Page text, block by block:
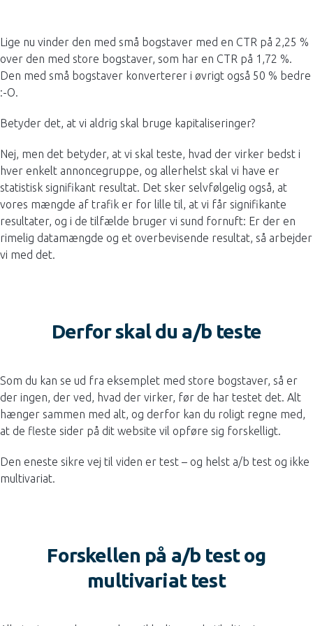
Lige nu vinder den med små bogstaver med en CTR på 2,25 %
over den med store bogstaver, som har en CTR på 1,72 %.
Den med små bogstaver konverterer i øvrigt også 50 % bedre
:-O.
Betyder det, at vi aldrig skal bruge kapitaliseringer?
Nej, men det betyder, at vi skal teste, hvad der virker bedst i
hver enkelt annoncegruppe, og allerhelst skal vi have er
statistisk signifikant resultat. Det sker selvfølgelig også, at
vores mængde af trafik er for lille til, at vi får signifikante
resultater, og i de tilfælde bruger vi sund fornuft: Er der en
rimelig datamængde og et overbevisende resultat, så arbejder
vi med det.
Derfor skal du a/b teste
Som du kan se ud fra eksemplet med store bogstaver, så er
der ingen, der ved, hvad der virker, før de har testet det. Alt
hænger sammen med alt, og derfor kan du roligt regne med,
at de fleste sider på dit website vil opføre sig forskelligt.
Den eneste sikre vej til viden er test – og helst a/b test og ikke
multivariat.
Forskellen på a/b test og
multivariat test